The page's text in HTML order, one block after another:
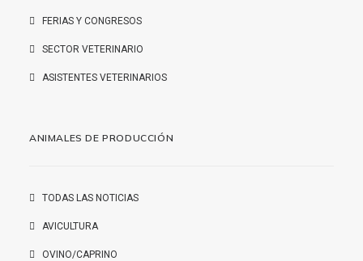
FERIAS Y CONGRESOS
SECTOR VETERINARIO
ASISTENTES VETERINARIOS
ANIMALES DE PRODUCCIÓN
TODAS LAS NOTICIAS
AVICULTURA
OVINO/CAPRINO